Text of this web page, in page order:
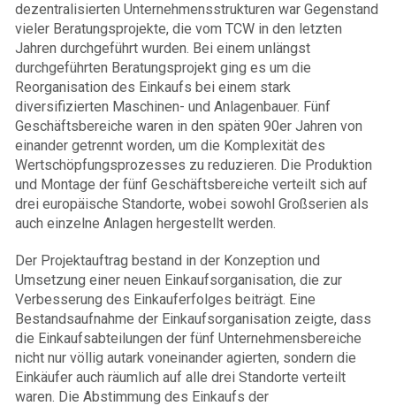
dezentralisierten Unternehmensstrukturen war Gegenstand
vieler Beratungsprojekte, die vom TCW in den letzten
Jahren durchgeführt wurden. Bei einem unlängst
durchgeführten Beratungsprojekt ging es um die
Reorganisation des Einkaufs bei einem stark
diversifizierten Maschinen- und Anlagenbauer. Fünf
Geschäftsbereiche waren in den späten 90er Jahren von
einander getrennt worden, um die Komplexität des
Wertschöpfungsprozesses zu reduzieren. Die Produktion
und Montage der fünf Geschäftsbereiche verteilt sich auf
drei europäische Standorte, wobei sowohl Großserien als
auch einzelne Anlagen hergestellt werden.
Der Projektauftrag bestand in der Konzeption und
Umsetzung einer neuen Einkaufsorganisation, die zur
Verbesserung des Einkauferfolges beiträgt. Eine
Bestandsaufnahme der Einkaufsorganisation zeigte, dass
die Einkaufsabteilungen der fünf Unternehmensbereiche
nicht nur völlig autark voneinander agierten, sondern die
Einkäufer auch räumlich auf alle drei Standorte verteilt
waren. Die Abstimmung des Einkaufs der